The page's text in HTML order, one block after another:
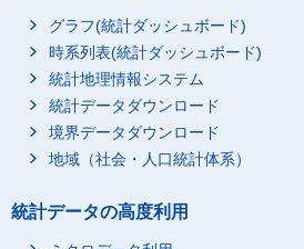
グラフ(統計ダッシュボード)
時系列表(統計ダッシュボード)
統計地理情報システム
統計データダウンロード
境界データダウンロード
地域（社会・人口統計体系）
統計データの高度利用